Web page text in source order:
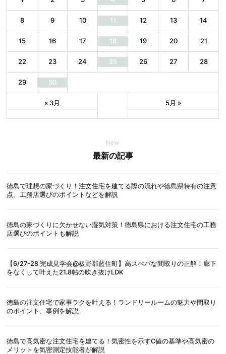
« 3月 5月 »
8 9 10 11 12 13 14
15 16 17 18 19 20 21
22 23 24 25 26 27 28
29 30
New
最新の記事
徳島で理想の家づくり！注文住宅を建てる際の流れや徳島県特有の注意
点、工務店選びのポイントなどを解説
徳島の家づくりに欠かせない湿気対策！徳島県における注文住宅の工務
店選びのポイントも解説
【6/27-28 完成見学会@板野郡藍住町】高スぺパな間取りの正解！廊下
をなくして叶えた21.8帖の吹き抜けLDK
徳島の注文住宅で家事ラクを叶える！ランドリールームの魅力や間取り
のポイント、事例を解説
徳島で高気密な注文住宅を建てる！気密性を示すC値の基準や高気密の
メリットを気密測定技能者が解説